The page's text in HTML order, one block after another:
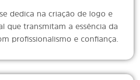
dedica na criação de logo e
que transmitam a essência da
profissionalismo e confiança.